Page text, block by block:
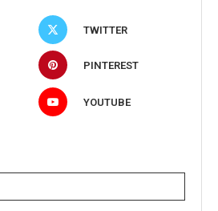
TWITTER
PINTEREST
YOUTUBE